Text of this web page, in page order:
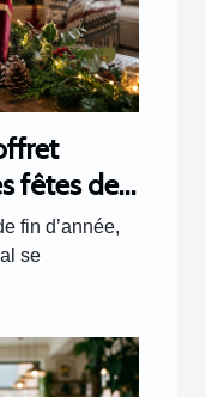
fêtes de
fin d’année,
se